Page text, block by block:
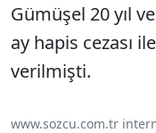
Gümüşel 20 yıl
ay hapis cezası
verilmişti.
www.sozcu.com.tr